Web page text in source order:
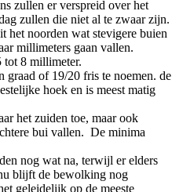
zullen er verspreid over het
zullen die niet al te zwaar zijn.
het noorden wat stevigere buien
millimeters gaan vallen.
tot 8 millimeter.
graad of 19/20 fris te noemen. de
hoek en is meest matig
het zuiden toe, maar ook
bui vallen. De minima
nog wat na, terwijl er elders
blijft de bewolking nog
geleidelijk op de meeste